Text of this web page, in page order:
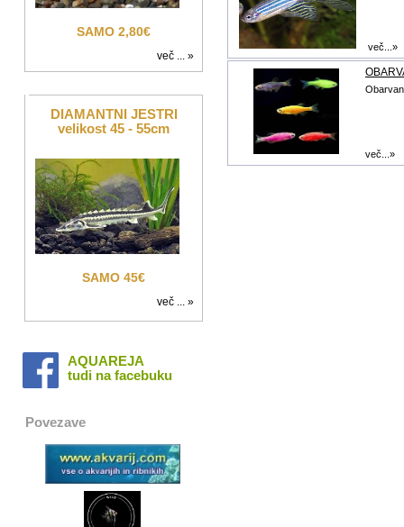
SAMO 2,80€
več ... »
DIAMANTNI JESTRI
velikost 45 - 55cm
SAMO 45€
več ... »
AQUAREJA
tudi na facebuku
Povezave
več...»
več...»